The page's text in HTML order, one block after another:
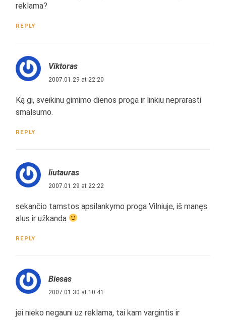
reklama?
REPLY
Viktoras
2007.01.29 at 22:20
Ką gi, sveikinu gimimo dienos proga ir linkiu neprarasti
smalsumo.
REPLY
liutauras
2007.01.29 at 22:22
sekančio tamstos apsilankymo proga Vilniuje, iš manęs
alus ir užkanda
REPLY
Biesas
2007.01.30 at 10:41
jei nieko negauni uz reklama, tai kam vargintis ir